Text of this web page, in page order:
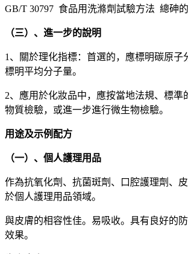
GB/T 30797 食品用洗滌劑試驗方法 總砷
（三）、進一步的說明
1、關於理化指標：首選的，應標明碳原子
標明平均分子量。
2、應用於化妝品中，應按當地法規、標準
物質檢驗，或進一步進行微生物檢驗。
用途及示例配方
（一）、個人護理用品
作為抗氧化劑、抗菌斑劑、口腔護理劑、
於個人護理用品領域。
與皮膚的相容性佳。易吸收。具有良好的
效果。